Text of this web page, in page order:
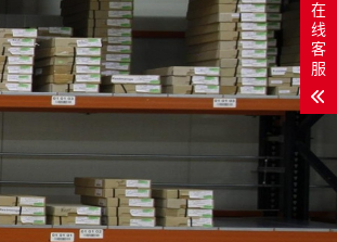
在
线
客
服